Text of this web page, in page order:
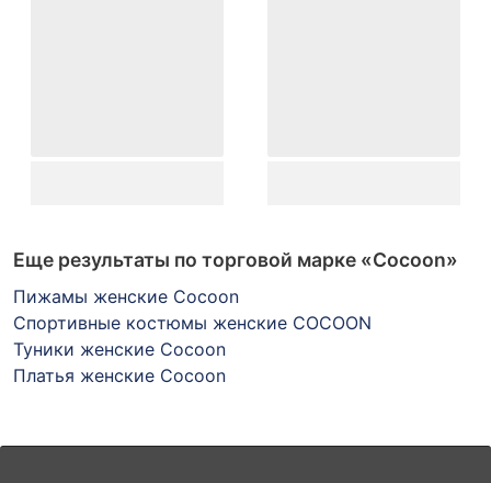
Еще результаты по торговой марке «Cocoon»
Пижамы женские Cocoon
Спортивные костюмы женские COCOON
Туники женские Cocoon
Платья женские Cocoon